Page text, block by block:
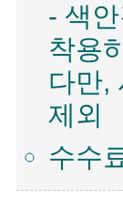
- 색
착용
다만,
제외
수수